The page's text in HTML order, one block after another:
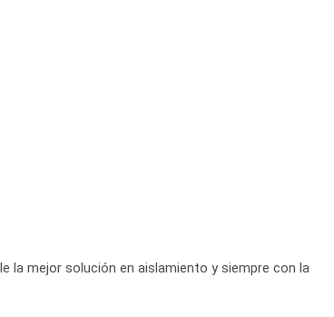
la mejor solución en aislamiento y siempre con la